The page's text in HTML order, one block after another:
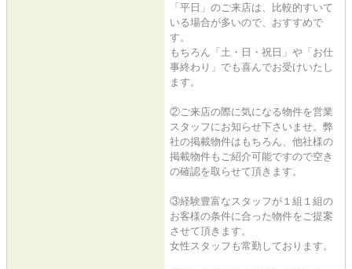
「平日」のご来店は、比較的すいて
いる場合が多いので、おすすめで
す。
もちろん「土・日・祝日」や「お仕
事終わり」でも喜んでお受けいたし
ます。
②ご来店の際に気になる物件を営業
スタッフにお知らせ下さいませ。弊
社の掲載物件はもちろん、他社様の
掲載物件もご紹介可能ですので空き
の確認を取らせて頂きます。
③経験豊富なスタッフが１組１組の
お客様の条件に合った物件をご提案
させて頂きます。
女性スタッフも常勤しております。